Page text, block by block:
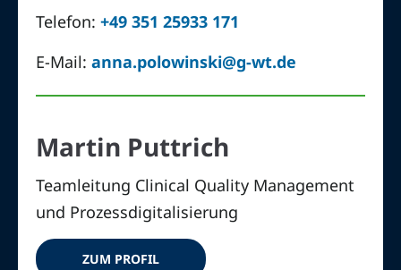
Telefon:+49 351 25933 171
E-Mail:anna.polowinski@g-wt.de
Martin Puttrich
Teamleitung Clinical Quality Management
und Prozessdigitalisierung
ZUM PROFIL